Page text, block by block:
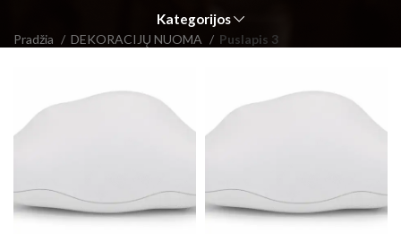
Kategorijos
Pradžia DEKORACIJŲ NUOMA Puslapis 3